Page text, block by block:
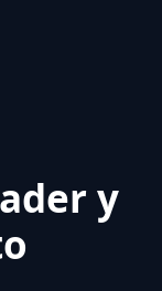
y